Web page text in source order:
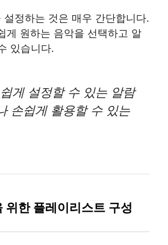
설정하는 것은 매우 간단합니다.
게 원하는 음악을 선택하고 알
있습니다.
게 설정할 수 있는 알람
손쉽게 활용할 수 있는
위한 플레이리스트 구성